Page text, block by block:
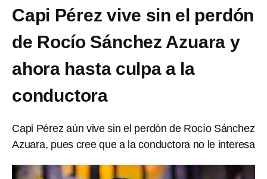
Capi Pérez vive sin el perdón
de Rocío Sánchez Azuara y
ahora hasta culpa a la
conductora
Capi Pérez aún vive sin el perdón de Rocío Sánchez
Azuara, pues cree que a la conductora no le interesa